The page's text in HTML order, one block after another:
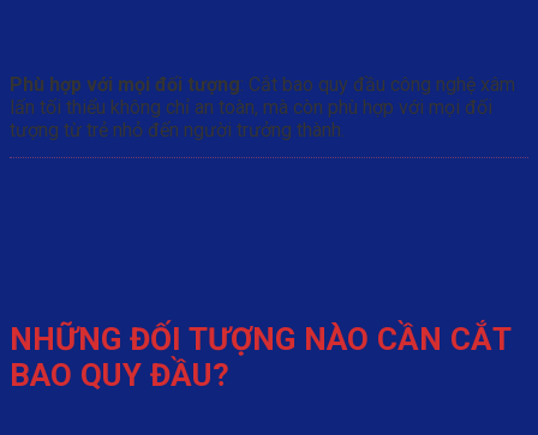
Phù hợp với mọi đối tượng: Cắt bao quy đầu công nghệ xâm
lấn tối thiểu không chỉ an toàn, mà còn phù hợp với mọi đối
tượng từ trẻ nhỏ đến người trưởng thành.
NHỮNG ĐỐI TƯỢNG NÀO CẦN CẮT
BAO QUY ĐẦU?